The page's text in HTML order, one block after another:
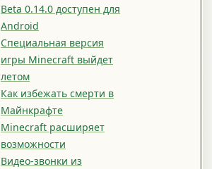
Beta 0.14.0 доступен для
Android
Специальная версия
игры Minecraft выйдет
летом
Как избежать смерти в
Майнкрафте
Minecraft расширяет
возможности
Видео-звонки из